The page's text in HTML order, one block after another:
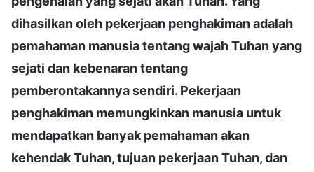
dihasilkan oleh pekerjaan penghakiman adalah
pemahaman manusia tentang wajah Tuhan yang
sejati dan kebenaran tentang
pemberontakannya sendiri. Pekerjaan
penghakiman memungkinkan manusia untuk
mendapatkan banyak pemahaman akan
kehendak Tuhan, tujuan pekerjaan Tuhan, dan